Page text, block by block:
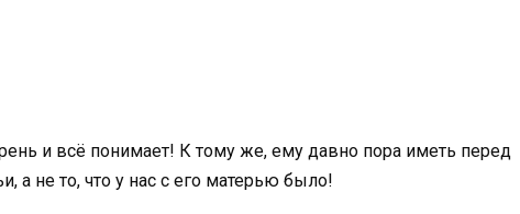
и всё понимает! К тому же, ему давно пора иметь перед
а не то, что у нас с его матерью было!